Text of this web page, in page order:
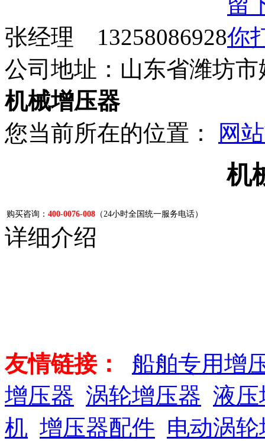
张经理 13258086928
公司地址：山东省潍坊
机械增压器
您当前所在的位置：
网
机
购买咨询： 400-0076-008 （24小时全国统一服务电话）
详细介绍
友情链接：
船舶专用增
增压器 涡轮增压器 液压
机 增压器配件 电动涡